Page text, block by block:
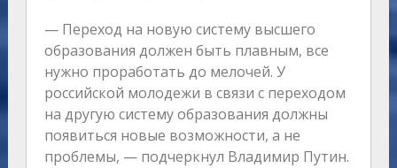
— Переход на новую систему высшего
образования должен быть плавным, все
нужно проработать до мелочей. У
российской молодежи в связи с переходом
на другую систему образования должны
появиться новые возможности, а не
проблемы, — подчеркнул Владимир Путин.